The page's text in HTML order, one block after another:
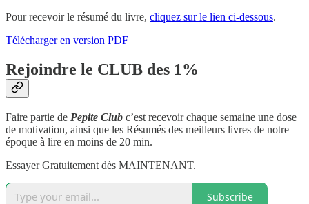
Pour recevoir le résumé du livre, cliquez sur le lien ci-dessous.
Télécharger en version PDF
Rejoindre le CLUB des 1%
Faire partie de Pepite Club c’est recevoir chaque semaine une dose
de motivation, ainsi que les Résumés des meilleurs livres de notre
époque à lire en moins de 20 min.
Essayer Gratuitement dès MAINTENANT.
Subscribe